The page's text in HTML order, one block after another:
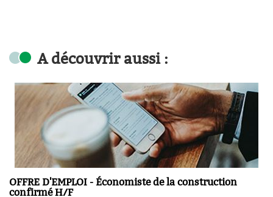
A découvrir aussi :
OFFRE D'EMPLOI - Économiste de la construction
confirmé H/F